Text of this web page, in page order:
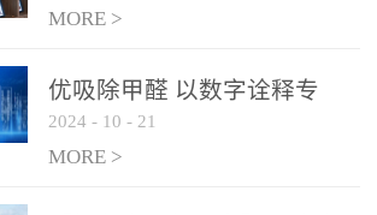
MORE >
优吸除甲醛 以数字诠释专
业，尽显除醛品牌实力！
2024 - 10 - 21
MORE >